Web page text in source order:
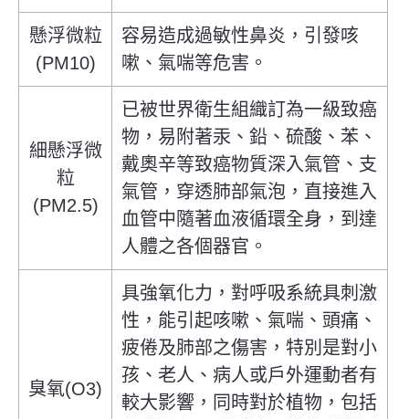
懸浮微粒
(PM10)
容易造成過敏性鼻炎，引發咳
嗽、氣喘等危害。
細懸浮微
粒
(PM2.5)
已被世界衛生組織訂為一級致癌
物，易附著汞、鉛、硫酸、苯、
戴奧辛等致癌物質深入氣管、支
氣管，穿透肺部氣泡，直接進入
血管中隨著血液循環全身，到達
人體之各個器官。
臭氧(O3)
具強氧化力，對呼吸系統具刺激
性，能引起咳嗽、氣喘、頭痛、
疲倦及肺部之傷害，特別是對小
孩、老人、病人或戶外運動者有
較大影響，同時對於植物，包括